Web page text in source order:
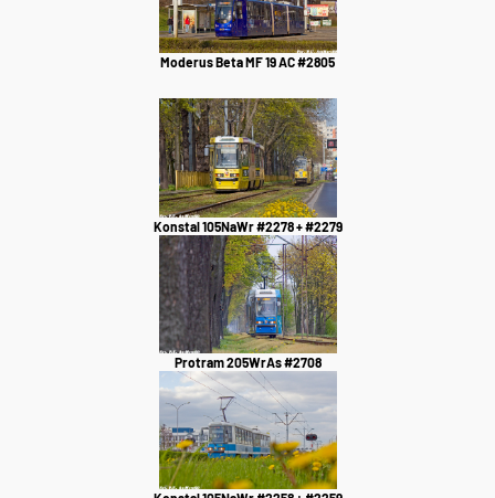
Moderus Beta MF 19 AC #2805
Konstal 105NaWr #2278 + #2279
Protram 205WrAs #2708